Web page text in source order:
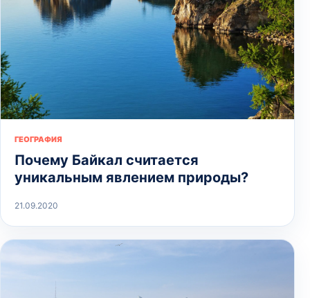
ГЕОГРАФИЯ
Почему Байкал считается
уникальным явлением природы?
21.09.2020